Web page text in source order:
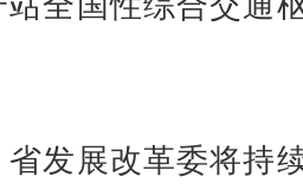
展改革委将持